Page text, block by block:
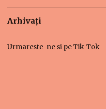
Arhivați
Urmareste-ne si pe Tik-Tok